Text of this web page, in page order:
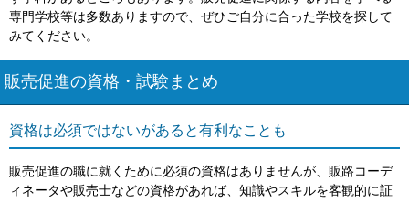
専門学校等は多数ありますので、ぜひご自分に合った学校を探して
みてください。
販売促進の資格・試験まとめ
資格は必須ではないがあると有利なことも
販売促進の職に就くために必須の資格はありませんが、販路コーデ
ィネータや販売士などの資格があれば、知識やスキルを客観的に証